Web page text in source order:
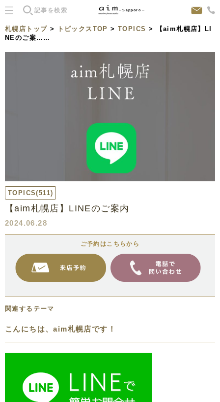
Sapporo
札幌店トップ > トピックスTOP >TOPICS > 【aim札幌店】LI
NEのご案……
TOPICS(511)
【aim札幌店】LINEのご案内
2024.06.28
ご予約はこちらから
関連するテーマ
こんにちは、aim札幌店です！